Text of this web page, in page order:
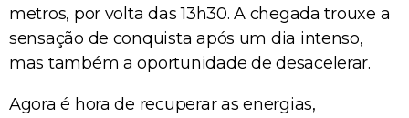
metros, por volta das 13h30. A chegada trouxe a
sensação de conquista após um dia intenso,
mas também a oportunidade de desacelerar.
Agora é hora de recuperar as energias,